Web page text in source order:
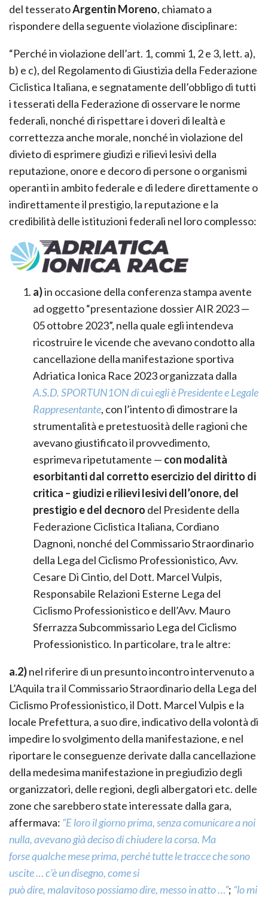
del tesseratoArgentin Moreno, chiamato a
rispondere della seguente violazione disciplinare:
“Perché in violazione dell’art. 1, commi 1, 2 e 3, lett. a),
b) e c), del Regolamento di Giustizia della Federazione
Ciclistica Italiana, e segnatamente dell’obbligo di tutti
i tesserati della Federazione di osservare le norme
federali, nonché di rispettare i doveri di lealtà e
correttezza anche morale, nonché in violazione del
divieto di esprimere giudizi e rilievi lesivi della
reputazione, onore e decoro di persone o organismi
operanti in ambito federale e di ledere direttamente o
indirettamente il prestigio, la reputazione e la
credibilità delle istituzioni federali nel loro complesso:
a)in occasione della conferenza stampa avente
ad oggetto “presentazione dossier AIR 2023 —
05 ottobre 2023”, nella quale egli intendeva
ricostruire le vicende che avevano condotto alla
cancellazione della manifestazione sportiva
Adriatica Ionica Race 2023 organizzata dalla
A.S.D. SPORTUN1ON di cui egli è Presidente e Legale
Rappresentante, con l’intento di dimostrare la
strumentalità e pretestuosità delle ragioni che
avevano giustificato il provvedimento,
esprimeva ripetutamente — con modalità
esorbitanti dal corretto esercizio del diritto di
critica – giudizi e rilievi lesivi dell’onore, del
prestigio e del decnoro del Presidente della
Federazione Ciclistica Italiana, Cordiano
Dagnoni, nonché del Commissario Straordinario
della Lega del Ciclismo Professionistico, Avv.
Cesare Di Cintio, del Dott. Marcel Vulpis,
Responsabile Relazioni Esterne Lega del
Ciclismo Professionistico e dell’Avv. Mauro
Sferrazza Subcommissario Lega del Ciclismo
Professionistico. In particolare, tra le altre:
a.2)nel riferire di un presunto incontro intervenuto a
L’Aquila tra il Commissario Straordinario della Lega del
Ciclismo Professionistico, il Dott. Marcel Vulpis e la
locale Prefettura, a suo dire, indicativo della volontà di
impedire lo svolgimento della manifestazione, e nel
riportare le conseguenze derivate dalla cancellazione
della medesima manifestazione in pregiudizio degli
organizzatori, delle regioni, degli albergatori etc. delle
zone che sarebbero state interessate dalla gara,
affermava: “E loro il giorno prima, senza comunicare a noi
nulla, avevano già deciso di chiudere la corsa. Ma
forse qualche mese prima, perché tutte le tracce che sono
uscite … c’è un disegno, come si
può dire, malavitoso possiamo dire, messo in atto …”; “lo mi